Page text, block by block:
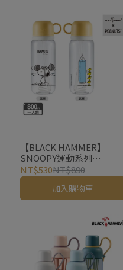
【BLACK HAMMER】
SNOOPY運動系列
TRITAN 輕飲雙享杯
800ML-舉重款
NT$530NT$890
加入購物車